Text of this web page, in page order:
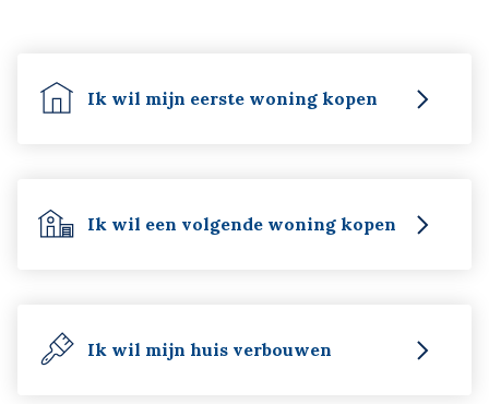
Ik wil mijn eerste woning kopen
Ik wil een volgende woning kopen
Ik wil mijn huis verbouwen